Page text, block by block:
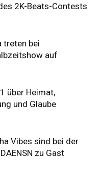
2K-Beats-Contests
treten bei
auf
über Heimat,
und Glaube
Vibes sind bei der
zu Gast